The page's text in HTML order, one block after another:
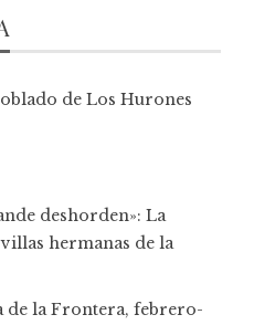
de Los Hurones
deshorden»: La
hermanas de la
de la Frontera, febrero-